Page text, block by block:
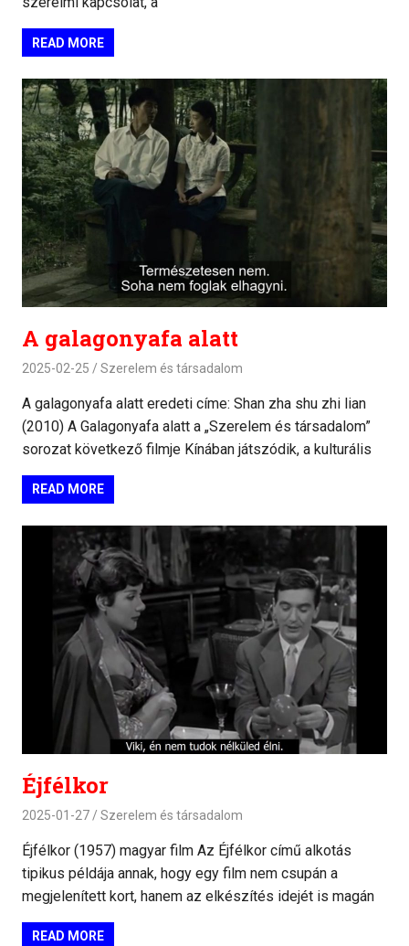
READ MORE
A galagonyafa alatt
2025-02-25 Szerelem és társadalom
A galagonyafa alatt eredeti címe: Shan zha shu zhi lian
(2010) A Galagonyafa alatt a „Szerelem és társadalom”
sorozat következő filmje Kínában játszódik, a kulturális
READ MORE
Éjfélkor
2025-01-27 Szerelem és társadalom
Éjfélkor (1957) magyar film Az Éjfélkor című alkotás
tipikus példája annak, hogy egy film nem csupán a
megjelenített kort, hanem az elkészítés idejét is magán
READ MORE